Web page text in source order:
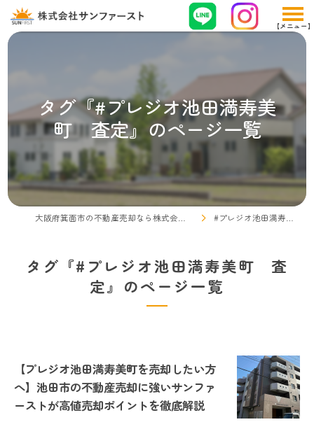
タグ『#プレジオ池田満寿美
町 査定』のページ一覧
#プレジオ池田満寿美町 査定
タグ『#プレジオ池田満寿美町 査
定』のページ一覧
【プレジオ池田満寿美町を売却したい方
へ】池田市の不動産売却に強いサンファ
ーストが高値売却ポイントを徹底解説